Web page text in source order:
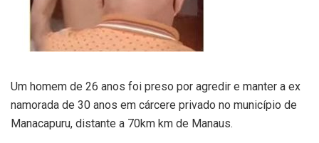
Um homem de 26 anos foi preso por agredir e manter a ex
namorada de 30 anos em cárcere privado no município de
Manacapuru, distante a 70km km de Manaus.